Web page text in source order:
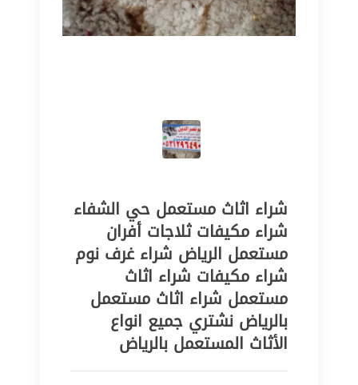
شراء اثاث مستعمل حي الشفاء
شراء مكيفات ثلاجات أفران
مستعمل الرياض شراء غرف نوم
شراء مكيفات شراء اثاث
مستعمل شراء اثاث مستعمل
بالرياض نشتري جميع انواع
الأثاث المستعمل بالرياض